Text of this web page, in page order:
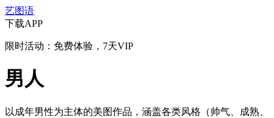
艺图语
下载APP
限时活动：免费体验，7天VIP
男人
以成年男性为主体的美图作品，涵盖各类风格（帅气、成熟、